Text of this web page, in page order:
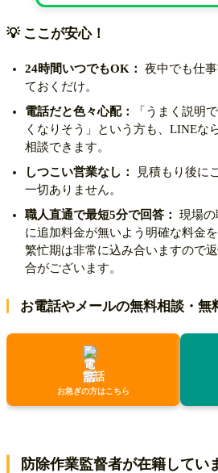
💡 ここが安心！
24時間いつでもOK：
夜中でも仕
ておくだけ。
電話だと色々心配：
「うまく説明
くなりそう」という方も、LINEな
相談できます。
しつこい営業なし：
見積もり後に
一切ありません。
職人直通で最短5分で回答：
現場
に追加料金が無いよう明確な料金を
繁忙期は非常に込み合いますので
合がございます。
お電話やメールの無料相談・無
電話
お急ぎの方はこちら
防除作業監督者が在籍してい